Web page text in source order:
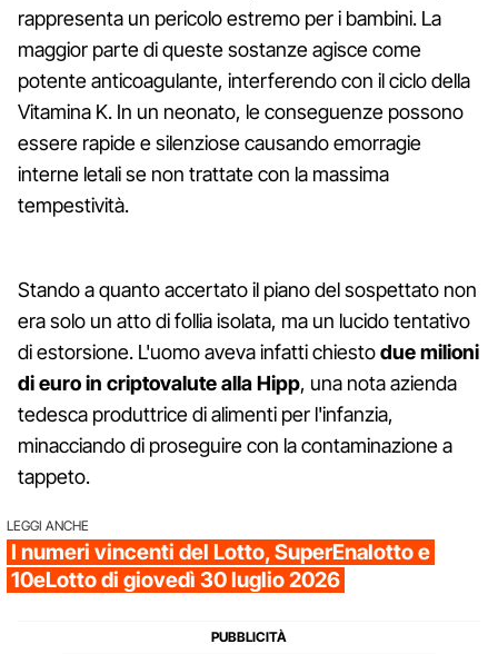
rappresenta un pericolo estremo per i bambini. La
maggior parte di queste sostanze agisce come
potente anticoagulante, interferendo con il ciclo della
Vitamina K. In un neonato, le conseguenze possono
essere rapide e silenziose causando emorragie
interne letali se non trattate con la massima
tempestività.
Stando a quanto accertato il piano del sospettato non
era solo un atto di follia isolata, ma un lucido tentativo
di estorsione. L'uomo aveva infatti chiestodue milioni
di euro in criptovalute alla Hipp, una nota azienda
tedesca produttrice di alimenti per l'infanzia,
minacciando di proseguire con la contaminazione a
tappeto.
LEGGI ANCHE
I numeri vincenti del Lotto, SuperEnalotto e
10eLotto di giovedì 30 luglio 2026